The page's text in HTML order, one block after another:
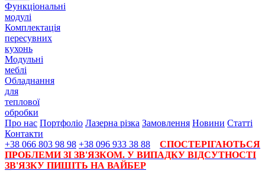
Функціональні
модулі
Комплектація
пересувних
кухонь
Модульні
меблі
Обладнання
для
теплової
обробки
Про нас Портфоліо Лазерна різка Замовлення Новини Статті
Контакти
+38 066 803 98 98 +38 096 933 38 88
СПОСТЕРІГАЮТЬСЯ
ПРОБЛЕМИ ЗІ ЗВ'ЯЗКОМ. У ВИПАДКУ ВІДСУТНОСТІ
ЗВ'ЯЗКУ ПИШІТЬ НА ВАЙБЕР